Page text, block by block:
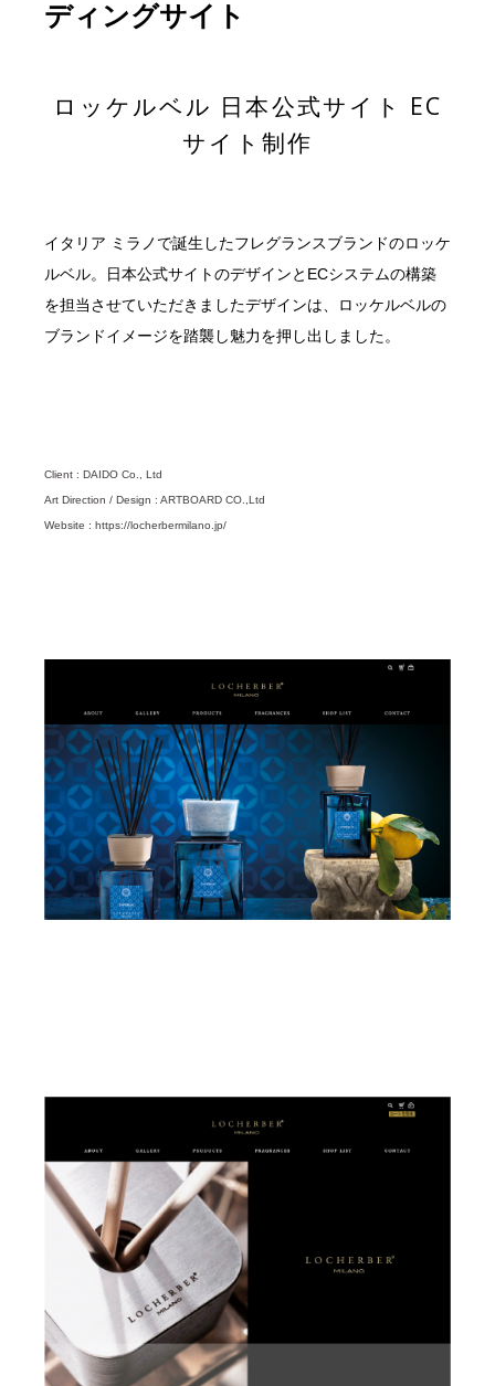
ディングサイト
ロッケルベル 日本公式サイト EC
サイト制作
イタリア ミラノで誕生したフレグランスブランドのロッケ
ルベル。日本公式サイトのデザインとECシステムの構築
を担当させていただきましたデザインは、ロッケルベルの
ブランドイメージを踏襲し魅力を押し出しました。
Client : DAIDO Co., Ltd
Art Direction / Design : ARTBOARD CO.,Ltd
Website : https://locherbermilano.jp/